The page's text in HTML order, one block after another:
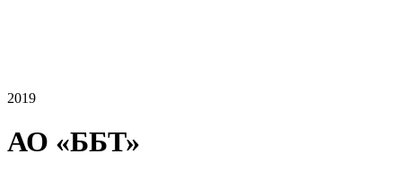
2019
АО «ББТ»